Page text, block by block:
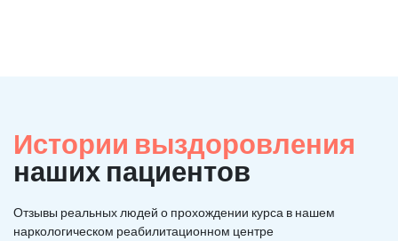
Истории выздоровления
наших пациентов
Отзывы реальных людей о прохождении курса в нашем
наркологическом реабилитационном центре